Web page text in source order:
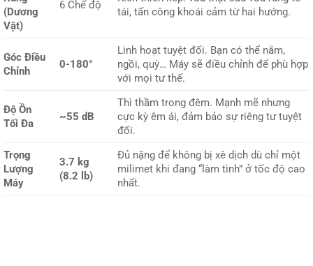
(Dương
Vật)
6 Chế độ
tái, tấn công khoái cảm từ hai hướng.
Góc Điều
Chỉnh
0-180°
Linh hoạt tuyệt đối. Bạn có thể nằm,
ngồi, quỳ… Máy sẽ điều chỉnh để phù hợp
với mọi tư thế.
Độ Ồn
Tối Đa
~55 dB
Thì thầm trong đêm. Mạnh mẽ nhưng
cực kỳ êm ái, đảm bảo sự riêng tư tuyệt
đối.
Trọng
Lượng
Máy
3.7 kg
(8.2 lb)
Đủ nặng để không bị xê dịch dù chỉ một
milimet khi đang “làm tình” ở tốc độ cao
nhất.